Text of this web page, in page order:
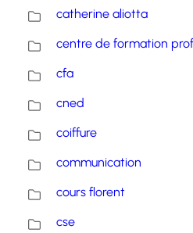
catherine aliotta
centre de formation
cfa
cned
coiffure
communication
cours florent
cse